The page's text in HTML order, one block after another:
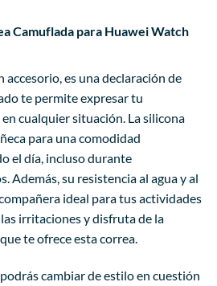
Camuflada para Huawei Watch
accesorio, es una declaración de
te permite expresar tu
cualquier situación. La silicona
para una comodidad
el día, incluso durante
Además, su resistencia al agua y al
ideal para tus actividades
irritaciones y disfruta de la
te ofrece esta correa.
cambiar de estilo en cuestión